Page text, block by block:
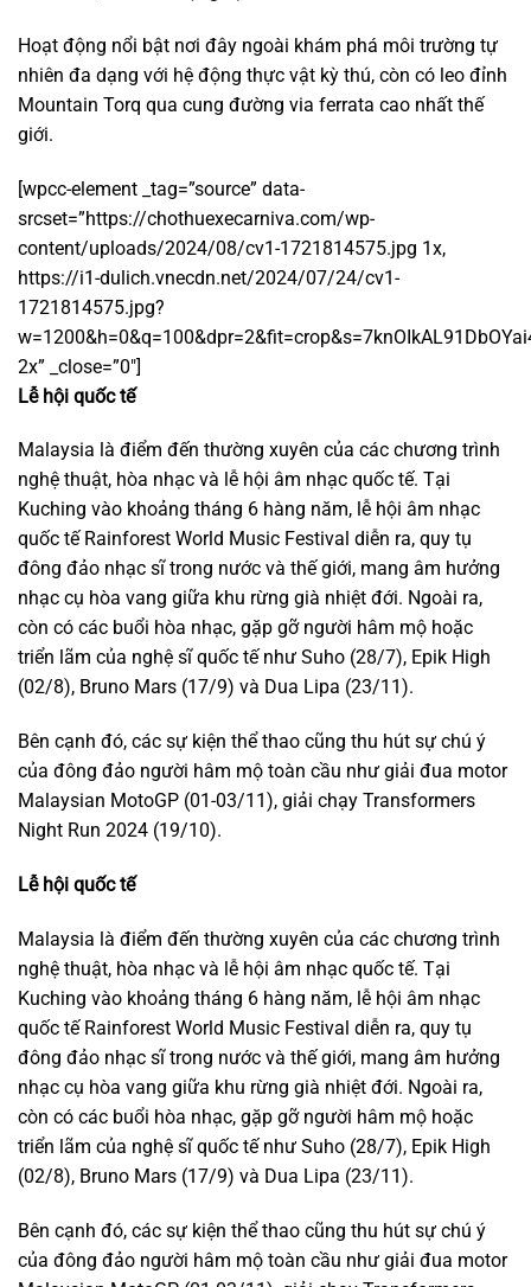
Hoạt động nổi bật nơi đây ngoài khám phá môi trường tự
nhiên đa dạng với hệ động thực vật kỳ thú, còn có leo đỉnh
Mountain Torq qua cung đường via ferrata cao nhất thế
giới.
[wpcc-element _tag=”source” data-
srcset=”https://chothuexecarniva.com/wp-
content/uploads/2024/08/cv1-1721814575.jpg 1x,
https://i1-dulich.vnecdn.net/2024/07/24/cv1-
1721814575.jpg?
2x” _close=”0″]
Lễ hội quốc tế
Malaysia là điểm đến thường xuyên của các chương trình
nghệ thuật, hòa nhạc và lễ hội âm nhạc quốc tế. Tại
Kuching vào khoảng tháng 6 hàng năm, lễ hội âm nhạc
quốc tế Rainforest World Music Festival diễn ra, quy tụ
đông đảo nhạc sĩ trong nước và thế giới, mang âm hưởng
nhạc cụ hòa vang giữa khu rừng già nhiệt đới. Ngoài ra,
còn có các buổi hòa nhạc, gặp gỡ người hâm mộ hoặc
triển lãm của nghệ sĩ quốc tế như Suho (28/7), Epik High
(02/8), Bruno Mars (17/9) và Dua Lipa (23/11).
Bên cạnh đó, các sự kiện thể thao cũng thu hút sự chú ý
của đông đảo người hâm mộ toàn cầu như giải đua motor
Malaysian MotoGP (01-03/11), giải chạy Transformers
Night Run 2024 (19/10).
Lễ hội quốc tế
Malaysia là điểm đến thường xuyên của các chương trình
nghệ thuật, hòa nhạc và lễ hội âm nhạc quốc tế. Tại
Kuching vào khoảng tháng 6 hàng năm, lễ hội âm nhạc
quốc tế Rainforest World Music Festival diễn ra, quy tụ
đông đảo nhạc sĩ trong nước và thế giới, mang âm hưởng
nhạc cụ hòa vang giữa khu rừng già nhiệt đới. Ngoài ra,
còn có các buổi hòa nhạc, gặp gỡ người hâm mộ hoặc
triển lãm của nghệ sĩ quốc tế như Suho (28/7), Epik High
(02/8), Bruno Mars (17/9) và Dua Lipa (23/11).
Bên cạnh đó, các sự kiện thể thao cũng thu hút sự chú ý
của đông đảo người hâm mộ toàn cầu như giải đua motor